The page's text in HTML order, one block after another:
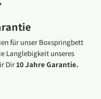
für unser Boxspringbett
Langlebigkeit unseres
Dir10 Jahre Garantie.